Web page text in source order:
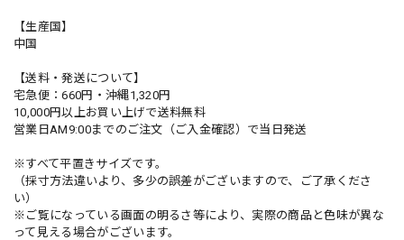
【生産国】
中国
【送料・発送について】
宅急便：660円・沖縄1,320円
10,000円以上お買い上げで送料無料
営業日AM9:00までのご注文（ご入金確認）で当日発送
※すべて平置きサイズです。
（採寸方法違いより、多少の誤差がございますので、ご了承くださ
い）
※ご覧になっている画面の明るさ等により、実際の商品と色味が異な
って見える場合がございます。